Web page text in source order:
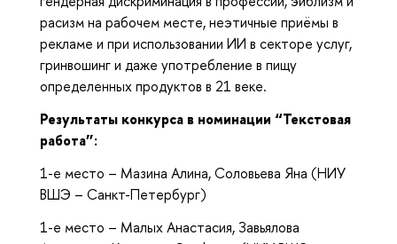
расизм на рабочем месте, неэтичные приёмы в
рекламе и при использовании ИИ в секторе услуг,
гринвошинг и даже употребление в пищу
определенных продуктов в 21 веке.
Результаты конкурса в номинации “Текстовая
работа”:
1-е место – Мазина Алина, Соловьева Яна (НИУ
ВШЭ – Санкт-Петербург)
1-е место – Малых Анастасия, Завьялова